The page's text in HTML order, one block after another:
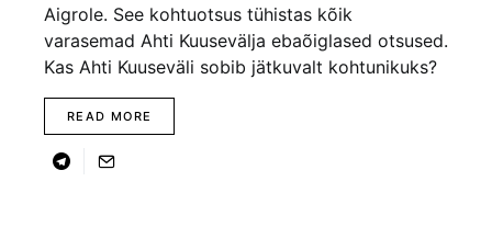
Aigrole. See kohtuotsus tühistas kõik
varasemad Ahti Kuusevälja ebaõiglased otsused.
Kas Ahti Kuuseväli sobib jätkuvalt kohtunikuks?
READ MORE